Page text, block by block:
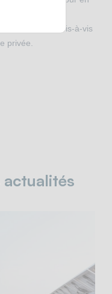
actualités